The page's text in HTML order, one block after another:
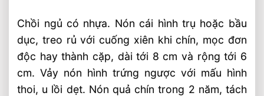
Chồi ngủ có nhựa. Nón cái hình trụ hoặc bầu
dục, treo rủ với cuống xiên khi chín, mọc đơn
độc hay thành cặp, dài tới 8 cm và rộng tới 6
cm. Vảy nón hình trứng ngược với mấu hình
thoi, u lồi dẹt. Nón quả chín trong 2 năm, tách